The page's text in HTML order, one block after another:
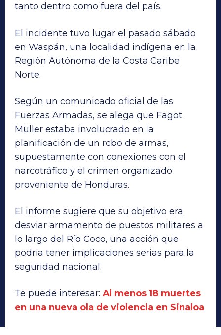
tanto dentro como fuera del país.
El incidente tuvo lugar el pasado sábado
en Waspán, una localidad indígena en la
Región Autónoma de la Costa Caribe
Norte.
Según un comunicado oficial de las
Fuerzas Armadas, se alega que Fagot
Müller estaba involucrado en la
planificación de un robo de armas,
supuestamente con conexiones con el
narcotráfico y el crimen organizado
proveniente de Honduras.
El informe sugiere que su objetivo era
desviar armamento de puestos militares a
lo largo del Río Coco, una acción que
podría tener implicaciones serias para la
seguridad nacional.
Te puede interesar: Al menos 18 muertes
en una nueva ola de violencia en Sinaloa